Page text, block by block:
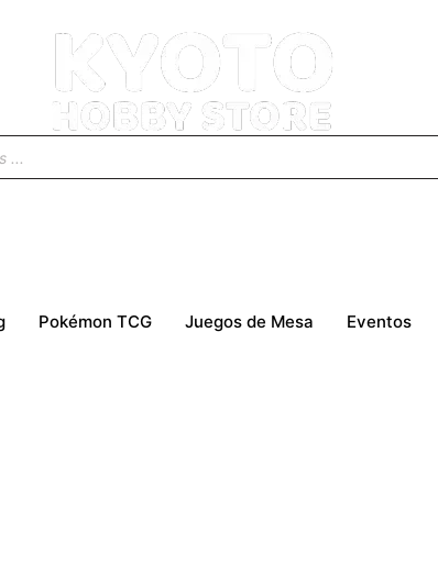
Pokémon TCG Juegos de Mesa Eventos